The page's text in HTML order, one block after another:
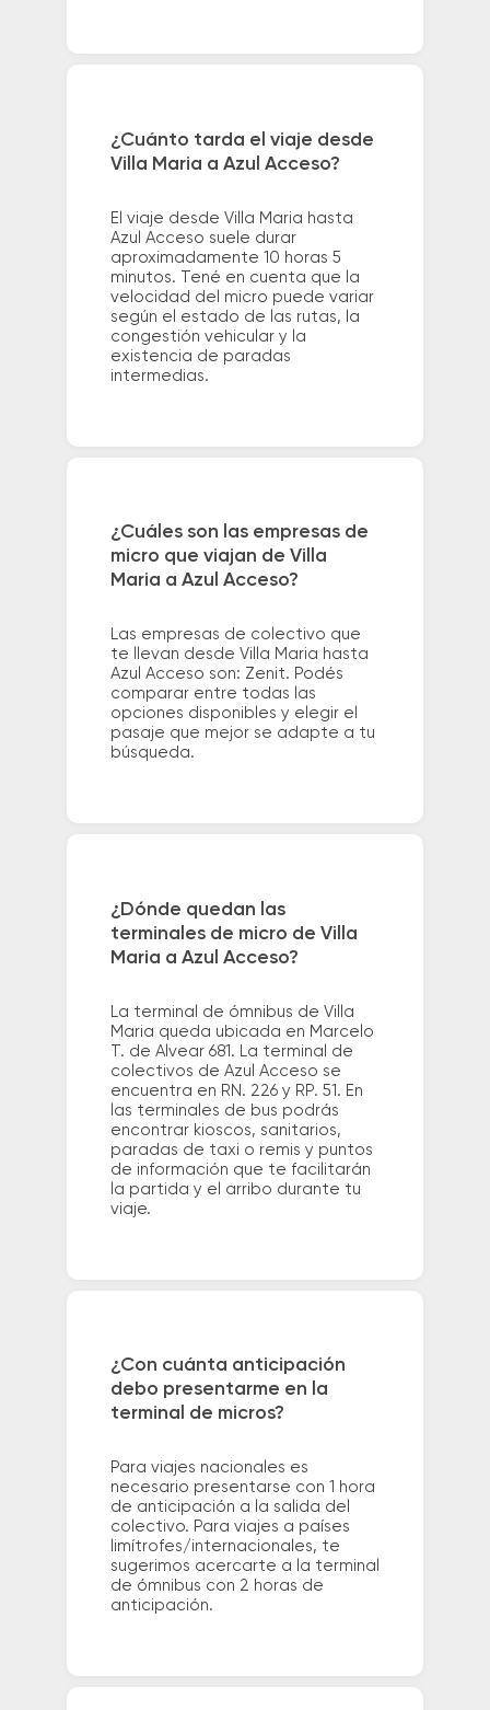
¿Cuánto tarda el viaje desde
Villa Maria a Azul Acceso?
El viaje desde Villa Maria hasta
Azul Acceso suele durar
aproximadamente 10 horas 5
minutos. Tené en cuenta que la
velocidad del micro puede variar
según el estado de las rutas, la
congestión vehicular y la
existencia de paradas
intermedias.
¿Cuáles son las empresas de
micro que viajan de Villa
Maria a Azul Acceso?
Las empresas de colectivo que
te llevan desde Villa Maria hasta
Azul Acceso son: Zenit. Podés
comparar entre todas las
opciones disponibles y elegir el
pasaje que mejor se adapte a tu
búsqueda.
¿Dónde quedan las
terminales de micro de Villa
Maria a Azul Acceso?
La terminal de ómnibus de Villa
Maria queda ubicada en Marcelo
T. de Alvear 681. La terminal de
colectivos de Azul Acceso se
encuentra en RN. 226 y RP. 51. En
las terminales de bus podrás
encontrar kioscos, sanitarios,
paradas de taxi o remis y puntos
de información que te facilitarán
la partida y el arribo durante tu
viaje.
¿Con cuánta anticipación
debo presentarme en la
terminal de micros?
Para viajes nacionales es
necesario presentarse con 1 hora
de anticipación a la salida del
colectivo. Para viajes a países
limítrofes/internacionales, te
sugerimos acercarte a la terminal
de ómnibus con 2 horas de
anticipación.